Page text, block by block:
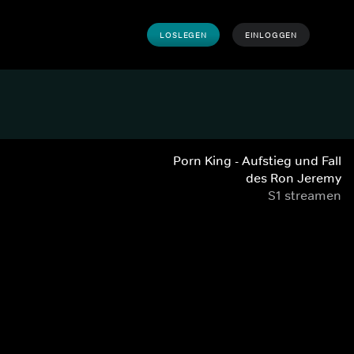
LOSLEGEN EINLOGGEN
Porn King - Aufstieg und Fall
des Ron Jeremy
S1 streamen